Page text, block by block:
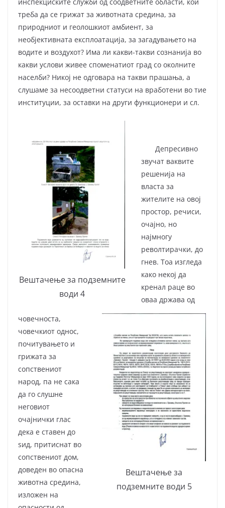
треба да се грижат за животната средина, за
природниот и геолошкиот амбиент, за
необјективната експлоатација, за загадувањето на
водите и воздухот? Има ли какви-такви сознанија во
какви услови живее споменатиот град со околните
населби? Никој не одговара на такви прашања, а
слушаме за несоодветни статуси на вработени во тие
институции, за оставки на други функционери и сл.
Вештачење за подземните
води 4
Вештачење за
подземните води 5
Депресивно
звучат ваквите
решенија на
власта за
жителите на овој
простор, речиси,
очајно, но
најмногу
револтирачки, до
гнев. Тоа изгледа
како некој да
кренал раце во
оваа држава од
човечноста,
човечкиот однос,
почитувањето и
грижата за
сопствениот
народ, па не сака
да го слушне
неговиот
очајнички глас
дека е ставен до
ѕид, притиснат во
сопствениот дом,
доведен во опасна
животна средина,
изложен на